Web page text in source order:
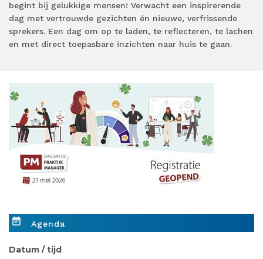
begint bij gelukkige mensen! Verwacht een inspirerende
dag met vertrouwde gezichten én nieuwe, verfrissende
sprekers. Een dag om op te laden, te reflecteren, te lachen
en met direct toepasbare inzichten naar huis te gaan.
event_note Agenda
Datum / tijd